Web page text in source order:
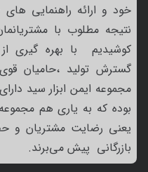
خود و ارائه راهنمایی
نتیجه مطلوب با
کوشیدیم با بهره گیری
گسترش تولید ،حامیان
مجموعه ایمن ابزار سید
بوده که به یاری هم
یعنی رضایت مشتریان و
بازرگانی پیش می‌برند.